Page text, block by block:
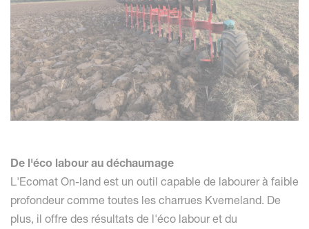
De l'éco labour au déchaumage
L'Ecomat On-land est un outil capable de labourer à faible
profondeur comme toutes les charrues Kverneland. De
plus, il offre des résultats de l'éco labour et du